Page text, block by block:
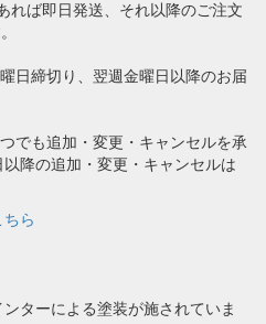
れば即日発送、それ以降のご注文
日締切り、翌週金曜日以降のお届
でも追加・変更・キャンセルを承
降の追加・変更・キャンセルは
ら
ターによる塗装が施されていま